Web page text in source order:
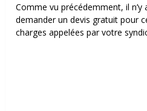
Comme vu précédemment, il
demander un devis gratuit pour
charges appelées par votre